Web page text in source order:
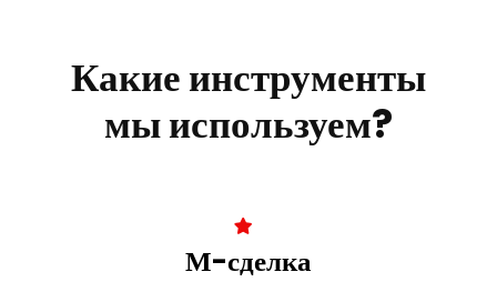
Какие инструменты
мы используем?
М-сделка